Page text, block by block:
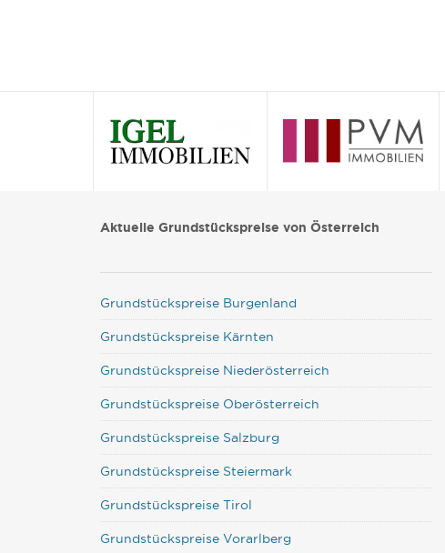
Aktuelle Grundstückspreise von Österreich
Grundstückspreise Burgenland
Grundstückspreise Kärnten
Grundstückspreise Niederösterreich
Grundstückspreise Oberösterreich
Grundstückspreise Salzburg
Grundstückspreise Steiermark
Grundstückspreise Tirol
Grundstückspreise Vorarlberg